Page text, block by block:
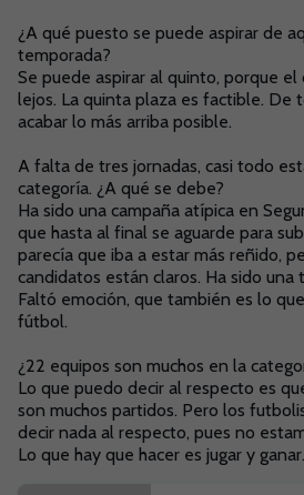
¿A qué puesto se puede aspirar de
temporada?
Se puede aspirar al quinto, porque
lejos. La quinta plaza es factible. De
acabar lo más arriba posible.
A falta de tres jornadas, casi todo
categoría. ¿A qué se debe?
Ha sido una campaña atípica en
que hasta al final se aguarde para
parecía que iba a estar más reñido,
candidatos están claros. Ha sido una
Faltó emoción, que también es lo
fútbol.
¿22 equipos son muchos en la
Lo que puedo decir al respecto es
son muchos partidos. Pero los
decir nada al respecto, pues no
Lo que hay que hacer es jugar y ganar.